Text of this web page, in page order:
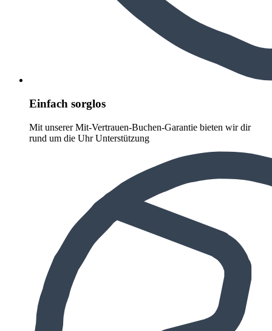
Einfach sorglos
Mit unserer Mit-Vertrauen-Buchen-Garantie bieten wir dir
rund um die Uhr Unterstützung